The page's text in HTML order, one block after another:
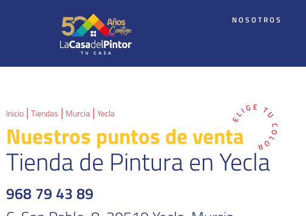
NOSOTROS
Inicio | Tiendas | Murcia | Yecla
Nuestros puntos de venta
Tienda de Pintura en Yecla
968 79 43 89